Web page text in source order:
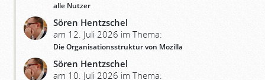
alle Nutzer
Sören Hentzschel
am 12. Juli 2026 im Thema:
Die Organisationsstruktur von Mozilla
Sören Hentzschel
am 10. Juli 2026 im Thema: